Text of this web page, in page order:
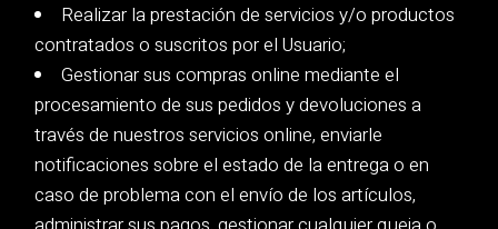
Realizar la prestación de servicios y/o productos
contratados o suscritos por el Usuario;
Gestionar sus compras online mediante el
procesamiento de sus pedidos y devoluciones a
través de nuestros servicios online, enviarle
notificaciones sobre el estado de la entrega o en
caso de problema con el envío de los artículos,